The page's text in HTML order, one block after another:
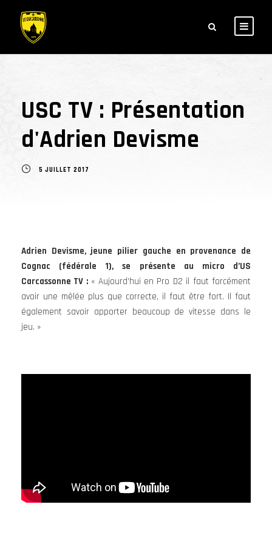
USC TV : Présentation
d'Adrien Devisme
5 JUILLET 2017
Adrien Devisme, jeune pilier gauche en provenance de
Cognac (fédérale 1), se présente au micro d’US
Carcassonne TV :« Aujourd’hui en Pro D2 il faut forcément
avoir une mêlée plus que correcte, il faut être fort. Il faut
également savoir apporter beaucoup de vitesse dans le
jeu. »